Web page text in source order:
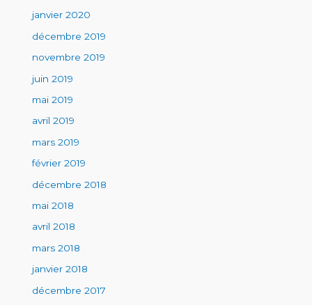
janvier 2020
décembre 2019
novembre 2019
juin 2019
mai 2019
avril 2019
mars 2019
février 2019
décembre 2018
mai 2018
avril 2018
mars 2018
janvier 2018
décembre 2017